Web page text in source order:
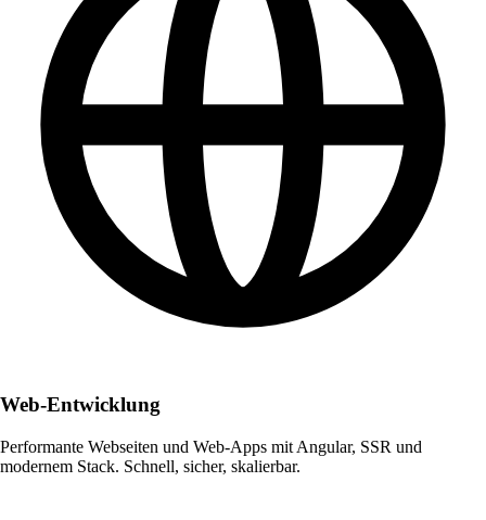
Web-Entwicklung
Performante Webseiten und Web-Apps mit Angular, SSR und
modernem Stack. Schnell, sicher, skalierbar.